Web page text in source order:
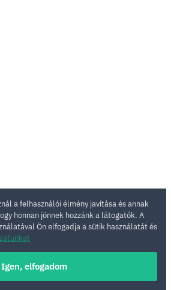
a felhasználói élmény javítása és annak
honnan jönnek hozzánk a látogatók. A
Ön elfogadja a sütik használatát és
Igen, elfogadom